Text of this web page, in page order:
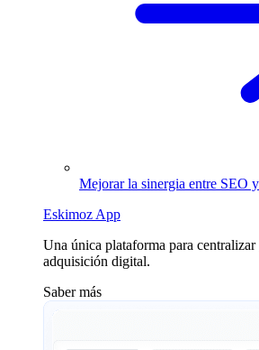
Mejorar la sinergia entre SEO
Eskimoz App
Una única plataforma para
adquisición digital.
Saber más